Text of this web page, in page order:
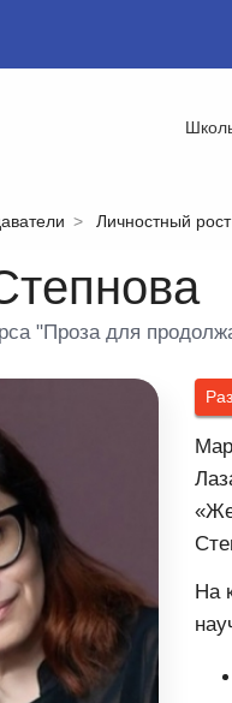
Личностный рост
"Проза для
На